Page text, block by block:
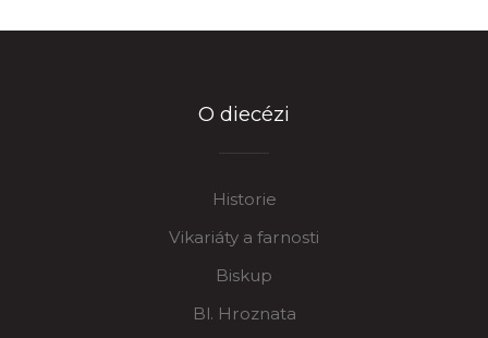
O diecézi
Historie
Vikariáty a farnosti
Biskup
Bl. Hroznata